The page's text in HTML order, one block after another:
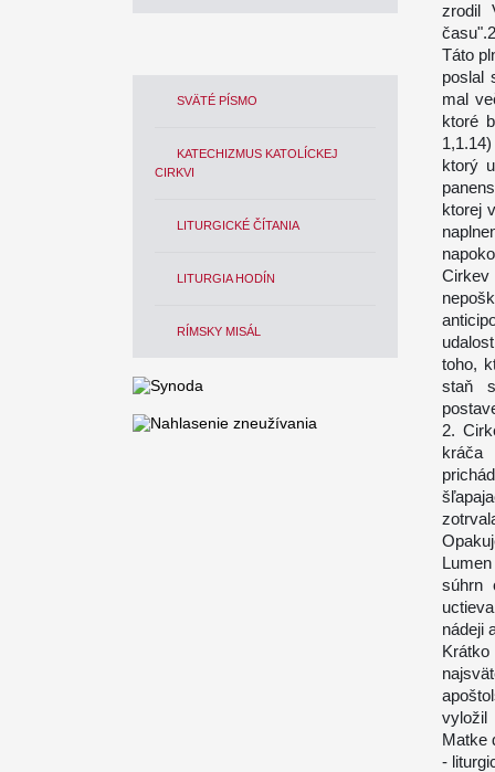
SVÄTÉ PÍSMO
KATECHIZMUS KATOLÍCKEJ
CIRKVI
LITURGICKÉ ČÍTANIA
LITURGIA HODÍN
RÍMSKY MISÁL
zrodil
času".2
Táto
poslal
mal
ktoré
ktorý
ktorej
toho,
staň
2.
kráča
súhrn
nádeji
vyložil
Matke
-